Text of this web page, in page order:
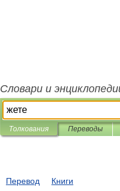
Словари и
Толкования Переводы
Перевод Книги